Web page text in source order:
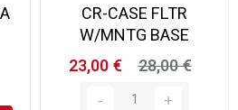
CR-CASE FLTR
W/MNTG BASE
23,00 €
28,00 €